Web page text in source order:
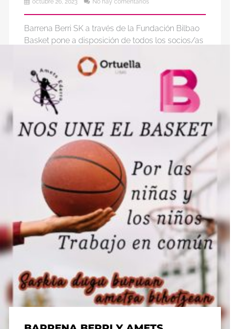
octubre 26, 2023 No hay comentarios
Barrena Berri SK a través de la Fundación Bilbao
Basket pone a disposición de todos los socios/as
Leer más